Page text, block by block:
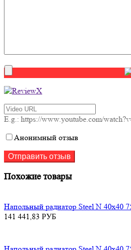
E.g.: https://www.youtube.com/
Анонимный отзыв
Похожие товары
Напольный радиатор Steel N 40х40
141 441,83 РУБ